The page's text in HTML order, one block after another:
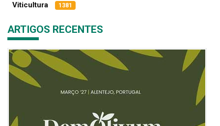
Viticultura 1381
ARTIGOS RECENTES